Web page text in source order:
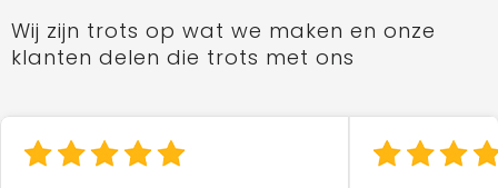
Wij zijn trots op wat we maken en onze
klanten delen die trots met ons